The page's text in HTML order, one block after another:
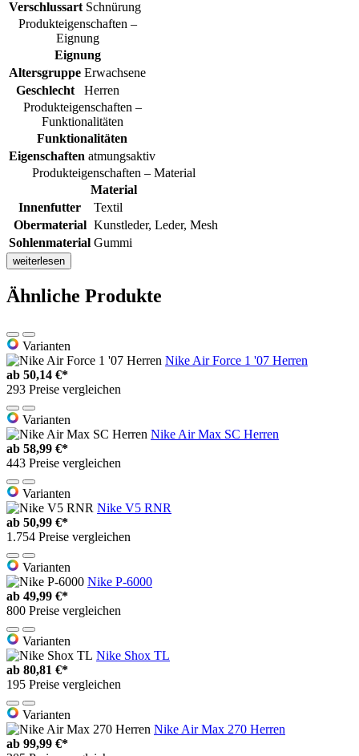
Verschlussart Schnürung
Produkteigenschaften –
Eignung
Eignung
Altersgruppe Erwachsene
Geschlecht
Herren
Produkteigenschaften –
Funktionalitäten
Funktionalitäten
Eigenschaften atmungsaktiv
Produkteigenschaften – Material
Material
Innenfutter
Textil
Obermaterial Kunstleder, Leder, Mesh
Sohlenmaterial Gummi
weiterlesen
Ähnliche Produkte
Varianten
Nike Air Force 1 '07 Herren
ab 50,14 €*
293 Preise vergleichen
Varianten
Nike Air Max SC Herren
ab 58,99 €*
443 Preise vergleichen
Varianten
Nike V5 RNR
ab 50,99 €*
1.754 Preise vergleichen
Varianten
Nike P-6000
ab 49,99 €*
800 Preise vergleichen
Varianten
Nike Shox TL
ab 80,81 €*
195 Preise vergleichen
Varianten
Nike Air Max 270 Herren
ab 99,99 €*